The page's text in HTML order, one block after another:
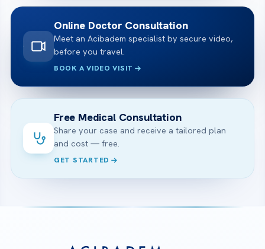
Online Doctor Consultation
Meet an Acibadem specialist by secure video,
before you travel.
BOOK A VIDEO VISIT
Free Medical Consultation
Share your case and receive a tailored plan
and cost — free.
GET STARTED